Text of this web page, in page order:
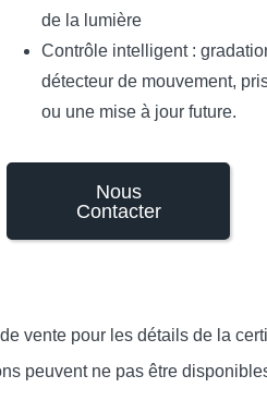
de la lumière
Contrôle intelligent :
détecteur de mouvement,
ou une mise à jour future.
Nous
Contacter
vente pour les détails de la
peuvent ne pas être